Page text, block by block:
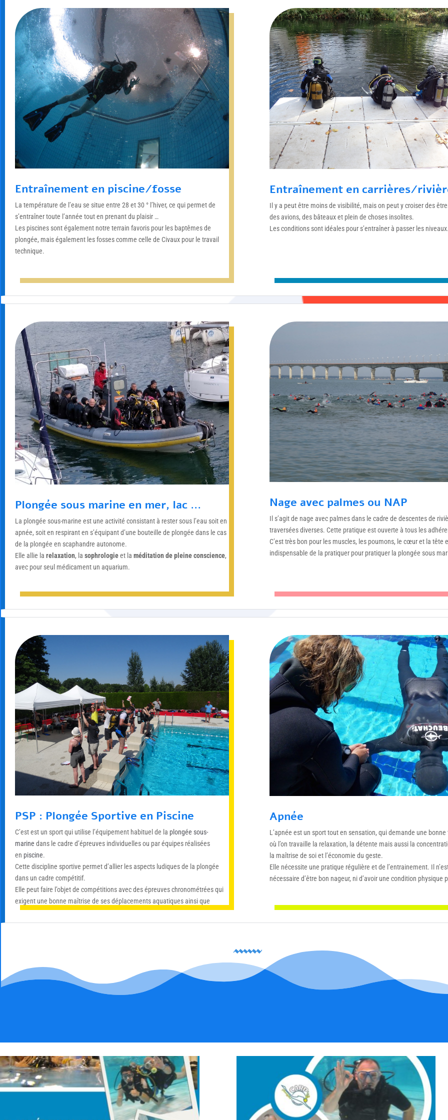
Entraînement en piscine/fosse
La température de l’eau se situe entre 28 et 30 ° l’hiver, ce qui permet de
s’entraîner toute l’année tout en prenant du plaisir …
Les piscines sont également notre terrain favoris pour les baptêmes de
plongée, mais également les fosses comme celle de Civaux pour le travail
technique.
Entraînement en carrières/
Il y a peut être moins de visibilité, mais on peut y croiser des
des avions, des bâteaux et plein de choses insolites.
Les conditions sont idéales pour s’entraîner à passer les
Plongée sous marine en mer, lac ...
La plongée sous-marine est une activité consistant à rester sous l’eau soit en
apnée, soit en respirant en s’équipant d’une bouteille de plongée dans le cas
de la plongée en scaphandre autonome.
Elle allie la relaxation, la sophrologieet la méditation de pleine conscience,
avec pour seul médicament un aquarium.
Nage avec palmes ou NAP
Il s’agit de nage avec palmes dans le cadre de descentes de
traversées diverses. Cette pratique est ouverte à tous les
C’est très bon pour les muscles, les poumons, le cœur et la tête
indispensable de la pratiquer pour pratiquer la plongée sous
PSP : Plongée Sportive en Piscine
C’est est un sport qui utilise l’équipement habituel de la plongée sous-
marine dans le cadre d’épreuves individuelles ou par équipes réalisées
en piscine.
Cette discipline sportive permet d’allier les aspects ludiques de la plongée
dans un cadre compétitif.
Elle peut faire l’objet de compétitions avec des épreuves chronométrées qui
exigent une bonne maîtrise de ses déplacements aquatiques ainsi que
vitesse et dextérité.
Apnée
L’apnée est un sport tout en sensation, qui demande une bonne
où l’on travaille la relaxation, ladétente mais aussi la
la maîtrise de soiet l’économie du geste.
Elle nécessite une pratique régulière et de l’entrainement. Il
nécessaire d’être bon nageur, ni d’avoir une condition physique